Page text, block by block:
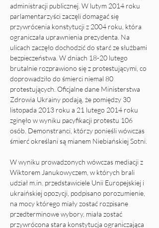
administracji publicznej. W lutym 2014 roku
parlamentarzyści zaczęli domagać się
przywrócenia konstytucji z 2004 roku, która
ograniczała uprawnienia prezydenta. Na
ulicach zaczęło dochodzić do starć ze służbami
bezpieczeństwa. W dniach 18-20 lutego
brutalnie rozprawiono się z protestującymi, co
doprowadziło do śmierci niemal 80
protestujących. Oficjalne dane Ministerstwa
Zdrowia Ukrainy podają, że pomiędzy 30
listopada 2013 roku a 21 lutego 2014 roku
zginęło w wyniku pacyfikacji protestu 106
osób. Demonstranci, którzy ponieśli wówczas
śmierć określani są mianem Niebiańskiej Sotni.
W wyniku prowadzonych wówczas mediacji z
Wiktorem Janukowyczem, w których brali
udział m.in. przedstawiciele Unii Europejskiej i
ukraińskiej opozycji, podpisano porozumienie,
na mocy którego miały zostać rozpisane
przedterminowe wybory, miała zostać
przywrócona stara konstytucja ograniczająca